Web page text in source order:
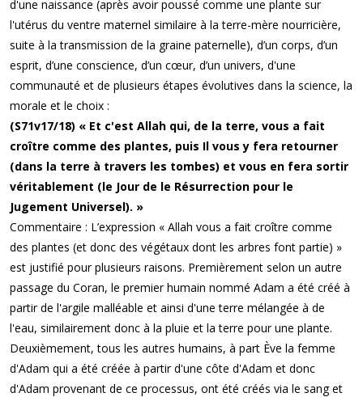
d'une naissance (après avoir poussé comme une plante sur
l'utérus du ventre maternel similaire à la terre-mère nourricière,
suite à la transmission de la graine paternelle), d’un corps, d’un
esprit, d’une conscience, d’un cœur, d’un univers, d'une
communauté et de plusieurs étapes évolutives dans la science, la
morale et le choix :
(S71v17/18) « Et c'est Allah qui, de la terre, vous a fait
croître comme des plantes, puis Il vous y fera retourner
(dans la terre à travers les tombes) et vous en fera sortir
véritablement (le Jour de le Résurrection pour le
Jugement Universel). »
Commentaire : L’expression « Allah vous a fait croître comme
des plantes (et donc des végétaux dont les arbres font partie) »
est justifié pour plusieurs raisons. Premièrement selon un autre
passage du Coran, le premier humain nommé Adam a été créé à
partir de l'argile malléable et ainsi d'une terre mélangée à de
l'eau, similairement donc à la pluie et la terre pour une plante.
Deuxièmement, tous les autres humains, à part Ève la femme
d'Adam qui a été créée à partir d'une côte d'Adam et donc
d'Adam provenant de ce processus, ont été créés via le sang et